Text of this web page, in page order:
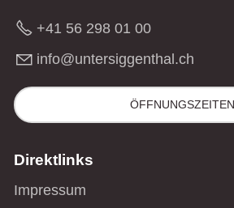
+41 56 298 01 00
nf
nt rs gg nth ch
ÖFFNUNGSZEITEN
Direktlinks
Impressum